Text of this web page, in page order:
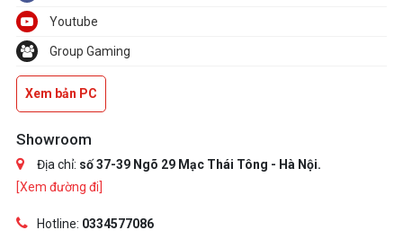
Youtube
Group Gaming
Xem bản PC
Showroom
Địa chỉ: số 37-39 Ngõ 29 Mạc Thái Tông - Hà Nội.
[Xem đường đi]
Hotline: 0334577086